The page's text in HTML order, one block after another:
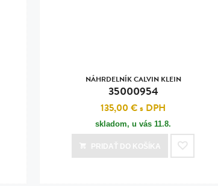
NÁHRDELNÍK CALVIN KLEIN
35000954
135,00 €s DPH
skladom, u vás11.8.
PRIDAŤ DO KOŠÍKA